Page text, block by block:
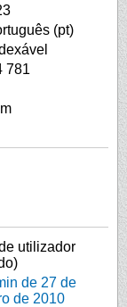
(pt)
781
utilizador
de 27 de
de 2010